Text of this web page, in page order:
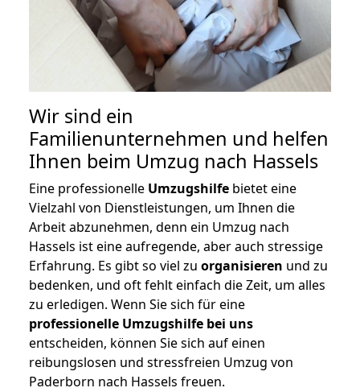
Wir sind ein
Familienunternehmen und helfen
Ihnen beim Umzug nach Hassels
Eine professionelle Umzugshilfe bietet eine
Vielzahl von Dienstleistungen, um Ihnen die
Arbeit abzunehmen, denn ein Umzug nach
Hassels ist eine aufregende, aber auch stressige
Erfahrung. Es gibt so viel zu organisieren und zu
bedenken, und oft fehlt einfach die Zeit, um alles
zu erledigen. Wenn Sie sich für eine
professionelle Umzugshilfe bei uns
entscheiden, können Sie sich auf einen
reibungslosen und stressfreien Umzug von
Paderborn nach Hassels freuen.